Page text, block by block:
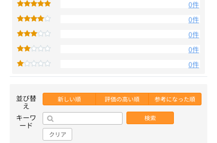
0件
0件
0件
0件
0件
並び替
え
新しい順 評価の高い順 参考になった順
キーワ
ード
検索
クリア